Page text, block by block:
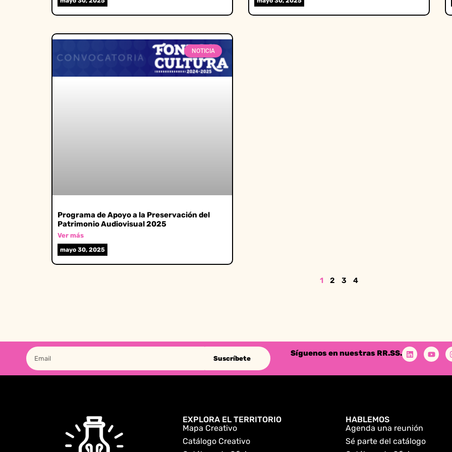
NOTICIA
Programa de Apoyo a la Preservación del
Patrimonio Audiovisual 2025
Ver más
mayo 30, 2025
1 2 3 4
Suscríbete
Síguenos en nuestras RR.SS.
EXPLORA EL TERRITORIO
Mapa Creativo
Catálogo Creativo
HABLEMOS
Agenda una reunión
Sé parte del catálogo